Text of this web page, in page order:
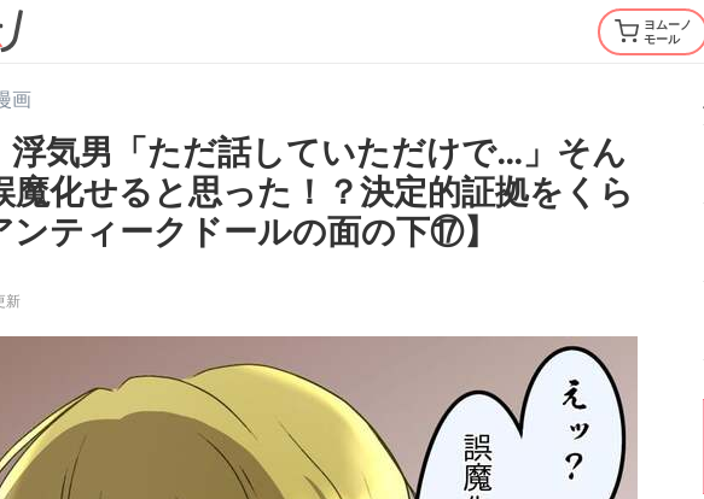
ヨムーノ
モール
画
浮気男「ただ話していただけで…」そん
魔化せると思った！？決定的証拠をくら
ンティークドールの面の下⑰】
新